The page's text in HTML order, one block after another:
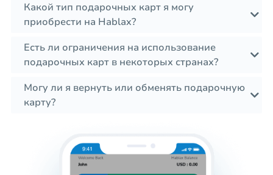
Какой тип подарочных карт я могу
приобрести на Hablax?
Есть ли ограничения на использование
подарочных карт в некоторых странах?
Могу ли я вернуть или обменять подарочную
карту?